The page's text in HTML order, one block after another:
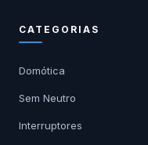
CATEGORIAS
Domótica
Sem Neutro
Interruptores